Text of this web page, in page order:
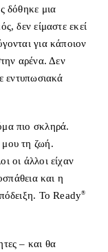
δόθηκε μια
δεν είμαστε εκεί
για κάποιον
αρένα. Δεν
εντυπωσιακά
πιο σκληρά.
τη ζωή.
οι άλλοι είχαν
και η
Το Ready®
– και θα